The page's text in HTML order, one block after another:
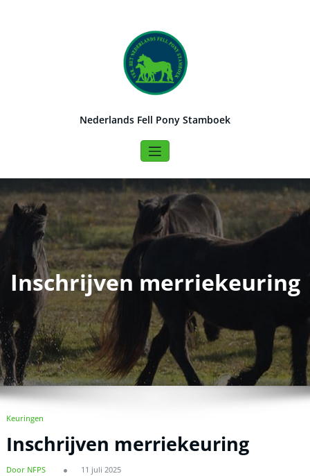
Nederlands Fell Pony Stamboek
Inschrijven merriekeuring
Keuringen
Inschrijven merriekeuring
Door NFPS 11 juli 2025